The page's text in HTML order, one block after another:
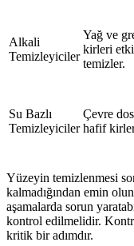
Alkali
Temizleyiciler
Yağ ve
kirleri
temizler.
Su Bazlı
Temizleyiciler
Çevre
hafif
Yüzeyin temizlenmesi
kalmadığından emin
aşamalarda sorun
kontrol edilmelidir.
kritik bir adımdır.